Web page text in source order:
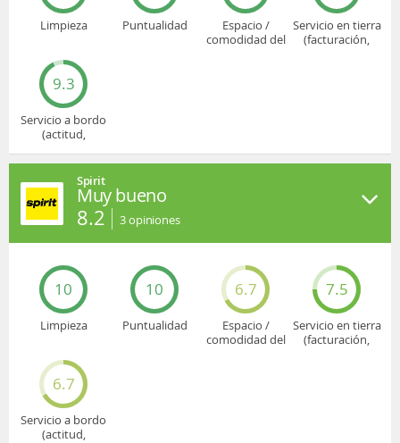
Limpieza Puntualidad
Espacio /
comodidad del
Servicio en tierra
(facturación,
9.3
Servicio a bordo
(actitud,
Spirit
Muy bueno
8.2 3opiniones
10
Limpieza
10
Puntualidad
6.7
Espacio /
comodidad del
7.5
Servicio en tierra
(facturación,
6.7
Servicio a bordo
(actitud,